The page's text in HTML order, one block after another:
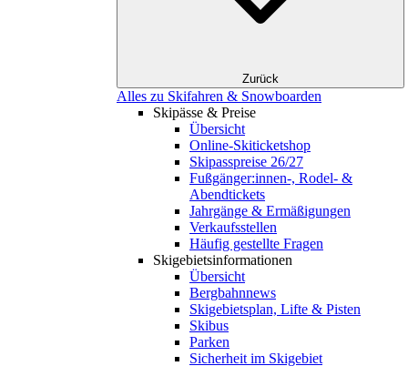
Zurück
Alles zu Skifahren & Snowboarden
Skipässe & Preise
Übersicht
Online-Skiticketshop
Skipasspreise 26/27
Fußgänger:innen-, Rodel- &
Abendtickets
Jahrgänge & Ermäßigungen
Verkaufsstellen
Häufig gestellte Fragen
Skigebiets­informationen
Übersicht
Bergbahnnews
Skigebietsplan, Lifte & Pisten
Skibus
Parken
Sicherheit im Skigebiet